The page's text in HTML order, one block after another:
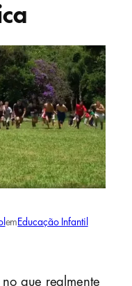
em Educação Infantil
que realmente